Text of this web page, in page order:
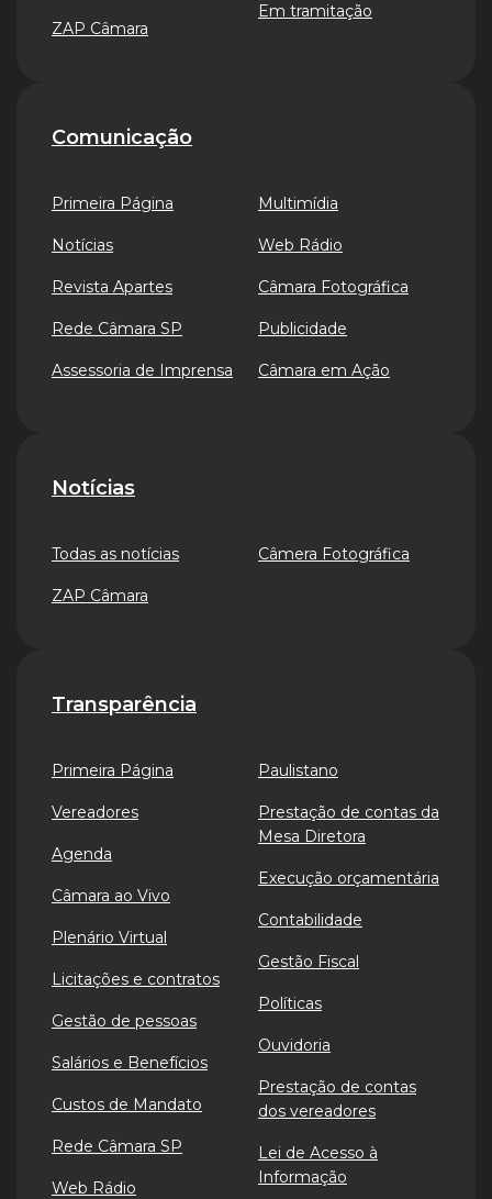
ZAP Câmara
Em tramitação
Comunicação
Primeira Página
Notícias
Revista Apartes
Rede Câmara SP
Assessoria de Imprensa
Multimídia
Web Rádio
Câmara Fotográfica
Publicidade
Câmara em Ação
Notícias
Todas as notícias
ZAP Câmara
Câmera Fotográfica
Transparência
Primeira Página
Vereadores
Agenda
Câmara ao Vivo
Plenário Virtual
Licitações e contratos
Gestão de pessoas
Salários e Benefícios
Custos de Mandato
Rede Câmara SP
Web Rádio
Paulistano
Prestação de contas da
Mesa Diretora
Execução orçamentária
Contabilidade
Gestão Fiscal
Políticas
Ouvidoria
Prestação de contas
dos vereadores
Lei de Acesso à
Informação